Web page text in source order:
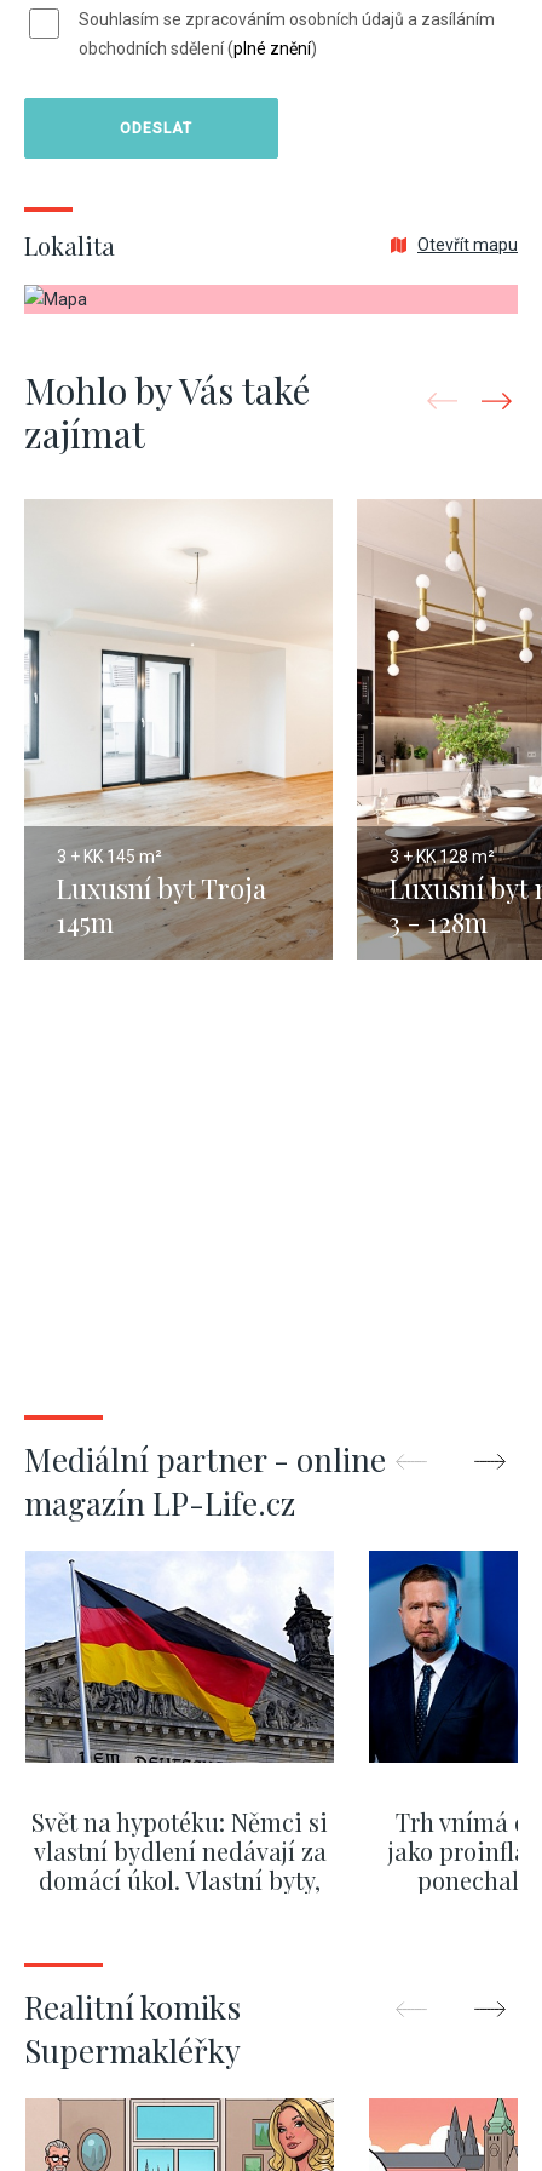
Souhlasím se zpracováním osobních údajů a zasíláním
obchodních sdělení (plné znění)
Lokalita Otevřít mapu
Mohlo by Vás také
zajímat
3 + KK 145 m²
Luxusní byt Troja
145m
3 + KK128 m²
Luxusní byt
3 - 128m
Mediální partner - online
magazín LP-Life.cz
Svět na hypotéku: Němci si
vlastní bydlení nedávají za
domácí úkol. Vlastní byty,
Trh vnímá
jako
ponechali
Realitní komiks
Supermakléřky